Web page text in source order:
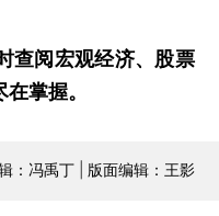
查阅宏观经济、股票
掌握。
：冯禹丁 | 版面编辑：王影